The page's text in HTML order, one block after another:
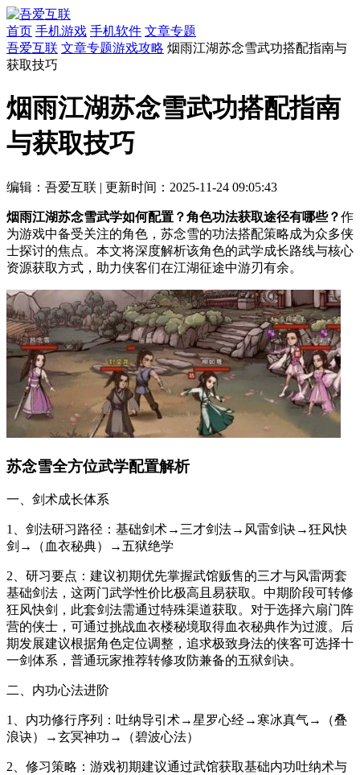
首页 手机游戏 手机软件 文章专题
吾爱互联 文章专题游戏攻略 烟雨江湖苏念雪武功搭配指南与
获取技巧
烟雨江湖苏念雪武功搭配指南
与获取技巧
编辑：吾爱互联 | 更新时间：2025-11-24 09:05:43
烟雨江湖苏念雪武学如何配置？角色功法获取途径有哪些？作
为游戏中备受关注的角色，苏念雪的功法搭配策略成为众多侠
士探讨的焦点。本文将深度解析该角色的武学成长路线与核心
资源获取方式，助力侠客们在江湖征途中游刃有余。
苏念雪全方位武学配置解析
一、剑术成长体系
1、剑法研习路径：基础剑术→三才剑法→风雷剑诀→狂风快
剑→（血衣秘典）→五狱绝学
2、研习要点：建议初期优先掌握武馆贩售的三才与风雷两套
基础剑法，这两门武学性价比极高且易获取。中期阶段可转修
狂风快剑，此套剑法需通过特殊渠道获取。对于选择六扇门阵
营的侠士，可通过挑战血衣楼秘境取得血衣秘典作为过渡。后
期发展建议根据角色定位调整，追求极致身法的侠客可选择十
一剑体系，普通玩家推荐转修攻防兼备的五狱剑诀。
二、内功心法进阶
1、内功修行序列：吐纳导引术→星罗心经→寒冰真气→（叠
浪诀）→玄冥神功→（碧波心法）
2、修习策略：游戏初期建议通过武馆获取基础内功吐纳术与